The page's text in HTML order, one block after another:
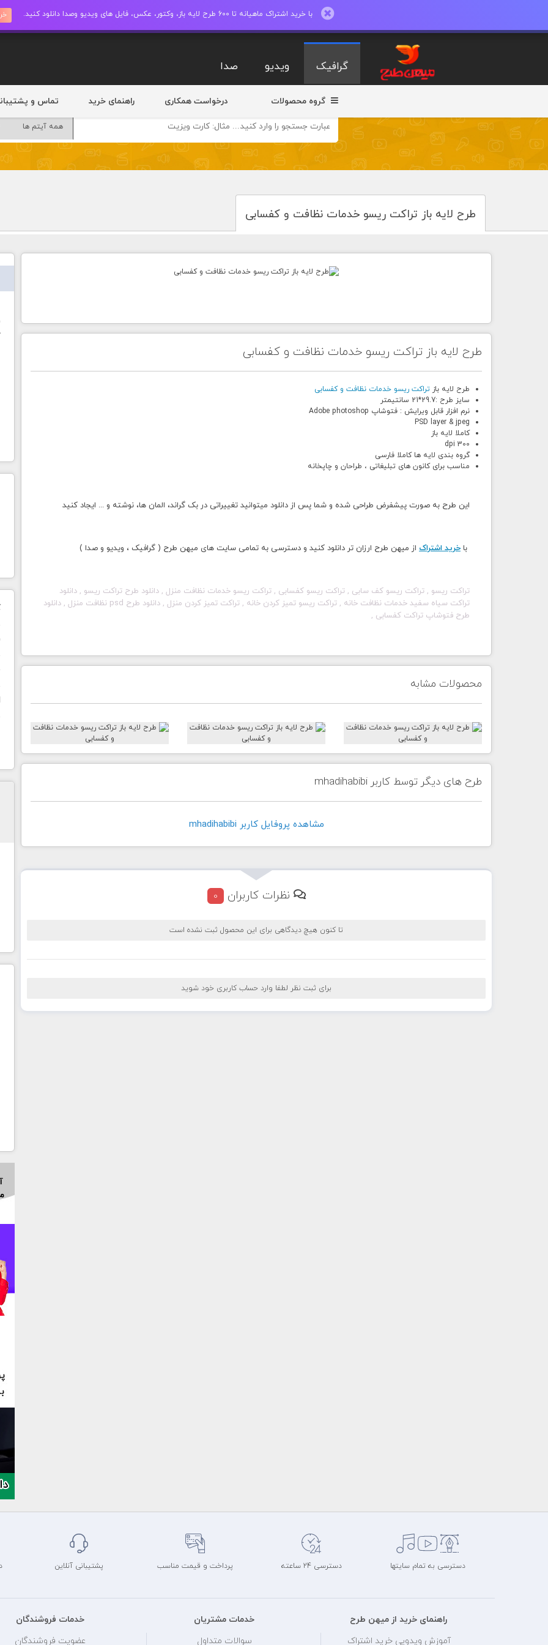
با خرید اشتراک ماهیانه تا 600 طرح لایه باز، وکتور، عکس، فایل های ویدیو وصدا دانلود کنید.
گرافیک ویدیو صدا
گروه محصولات درخواست همکاری راهنمای خرید تماس و
طرح لایه باز تراکت ریسو خدمات نظافت و کفسابی
طرح لایه باز تراکت ریسو خدمات نظافت و کفسابی
طرح لایه باز تراکت ریسو خدمات نظافت و کفسابی
سایز طرح :29.7*21 سانتیمتر
نرم افزار قابل ویرایش : فتوشاپ Adobe photoshop
PSD layer & jpeg
کاملا لایه باز
300 dpi
گروه بندی لایه ها کاملا فارسی
مناسب برای کانون های تبلیغاتی ، طراحان و چاپخانه
این طرح به صورت پیشفرض طراحی شده و شما پس از دانلود میتوانید تغییراتی در بک گراند، المان ها، نوشته و ... ایجاد کنید
با خرید اشتراک از میهن طرح ارزان تر دانلود کنید و دسترسی به تمامی سایت های میهن طرح ( گرافیک ، ویدیو و صدا )
تراکت ریسو , تراکت ریسو کف سابی , تراکت ریسو کفسابی , تراکت ریسو خدمات نظافت منزل , دانلود طرح تراکت ریسو , دانلود
تراکت سیاه سفید خدمات نظافت خانه , تراکت ریسو تمیز کردن خانه , تراکت تمیز کردن منزل , دانلود طرح psd نظافت منزل , دانلود
طرح فتوشاپ تراکت کفسابی ,
محصولات مشابه
طرح های دیگر توسط کاربر mhadihabibi
مشاهده پروفايل کاربر mhadihabibi
نظرات کاربران 0
تا کنون هیچ دیدگاهی برای این محصول ثبت نشده است
برای ثبت نظر لطفا وارد حساب کاربری خود شوید
دسترسی به تمام سایتها دسترسی 24 ساعته پرداخت و قیمت مناسب پشتیبانی آنلاین
راهنمای خرید از میهن طرح
آموزش ویدویی خرید اشتراک
خدمات مشتریان
سوالات متداول
خدمات فروشندگان
عضویت فروشندگان